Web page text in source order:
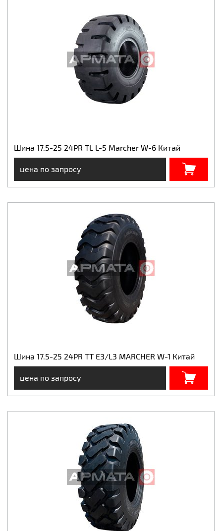
Шина 17.5-25 24PR TL L-5 Marcher W-6 Китай
цена по запросу
Шина 17.5-25 24PR TT E3/L3 MARCHER W-1 Китай
цена по запросу